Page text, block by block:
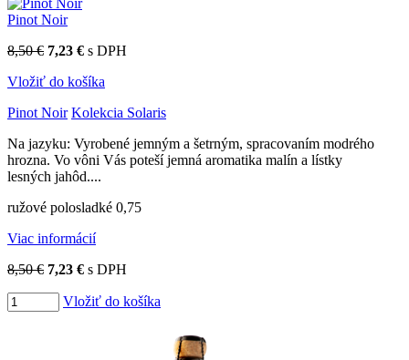
Pinot Noir
8,50 € 7,23 € s DPH
Vložiť do košíka
Pinot Noir Kolekcia Solaris
Na jazyku: Vyrobené jemným a šetrným, spracovaním modrého
hrozna. Vo vôni Vás poteší jemná aromatika malín a lístky
lesných jahôd....
ružové polosladké 0,75
Viac informácií
8,50 € 7,23 € s DPH
Vložiť do košíka